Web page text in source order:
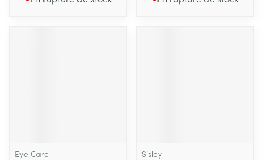
Eye Care
Sisley